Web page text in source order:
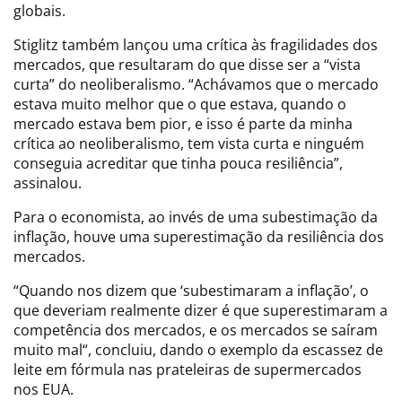
globais.
Stiglitz também lançou uma crítica às fragilidades dos
mercados, que resultaram do que disse ser a “vista
curta” do neoliberalismo. “Achávamos que o mercado
estava muito melhor que o que estava, quando o
mercado estava bem pior, e isso é parte da minha
crítica ao neoliberalismo, tem vista curta e ninguém
conseguia acreditar que tinha pouca resiliência”,
assinalou.
Para o economista, ao invés de uma subestimação da
inflação, houve uma superestimação da resiliência dos
mercados.
“Quando nos dizem que ‘subestimaram a inflação’, o
que deveriam realmente dizer é que superestimaram a
competência dos mercados, e os mercados se saíram
muito mal“, concluiu, dando o exemplo da escassez de
leite em fórmula nas prateleiras de supermercados
nos EUA.